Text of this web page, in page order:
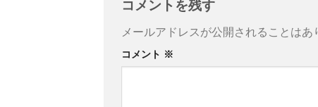
コメントを残す
メールアドレスが公開されることはあ
コメント ※